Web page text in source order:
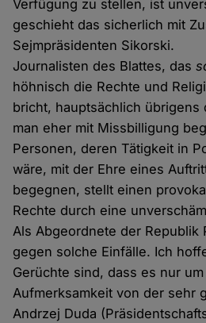
Verfügung zu stellen, ist
geschieht das sicherlich mit
Sejmpräsidenten Sikorski.
Journalisten des Blattes, das
höhnisch die Rechte und
bricht, hauptsächlich übrigens
man eher mit Missbilligung
Personen, deren Tätigkeit in
wäre, mit der Ehre eines
begegnen, stellt einen
Rechte durch eine
Als Abgeordnete der Republik
gegen solche Einfälle. Ich
Gerüchte sind, dass es nur
Aufmerksamkeit von der sehr
Andrzej Duda